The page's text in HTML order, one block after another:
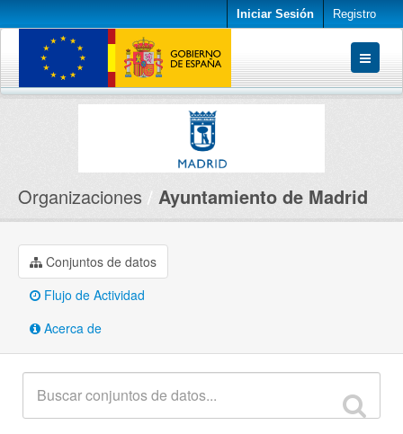
Iniciar Sesión Registro
Conjuntos de datos
Organizaciones Ayuntamiento de Madrid
Conjuntos de datos
Flujo de Actividad
Acerca de